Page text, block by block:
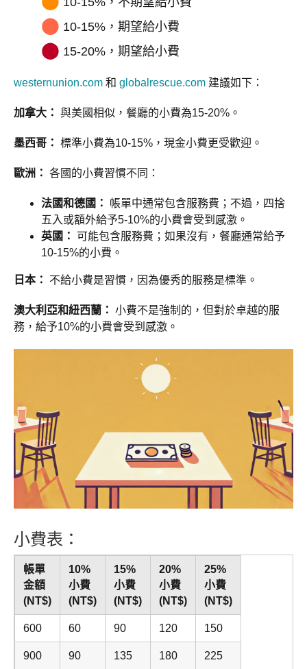
⬤ 10-15%，期望給小費
⬤ 15-20%，期望給小費
westernunion.com 和 globalrescue.com 建議如下：
加拿大： 與美國相似，餐廳的小費為15-20%。
墨西哥： 標準小費為10-15%，現金小費更受歡迎。
歐洲： 各國的小費習慣不同：
法國和德國：
帳單中通常包含服務費；不過，四捨
五入或額外給予5-10%的小費會受到感激。
英國： 可能包含服務費；如果沒有，餐廳通常給予
10-15%的小費。
日本： 不給小費是習慣，因為優秀的服務是標準。
澳大利亞和紐西蘭： 小費不是強制的，但對於卓越的服
務，給予10%的小費會受到感激。
小費表：
帳單
金額
(NT$)
10%
小費
(NT$)
15%
小費
(NT$)
20%
小費
(NT$)
25%
小費
(NT$)
600 60 90 120 150
900 90 135 180 225